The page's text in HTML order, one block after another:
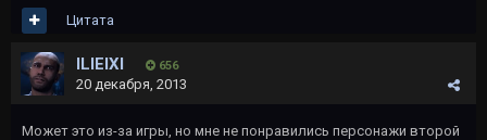
Цитата
ILIEIXI 656
20 декабря, 2013
Может это из-за игры, но мне не понравились персонажи второй